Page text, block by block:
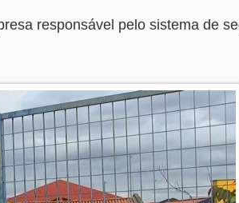
responsável pelo sistema de